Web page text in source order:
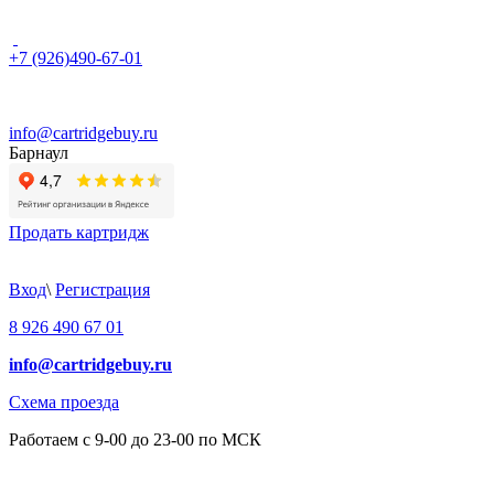
+7 (926)490-67-01
info@cartridgebuy.ru
Барнаул
Продать картридж
Вход\ Регистрация
8 926 490 67 01
info@cartridgebuy.ru
Схема проезда
Работаем с 9-00 до 23-00 по МСК